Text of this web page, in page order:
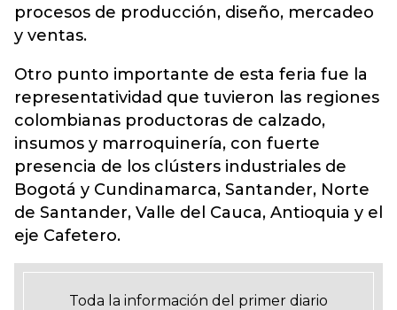
procesos de producción, diseño, mercadeo
y ventas.
Otro punto importante de esta feria fue la
representatividad que tuvieron las regiones
colombianas productoras de calzado,
insumos y marroquinería, con fuerte
presencia de los clústers industriales de
Bogotá y Cundinamarca, Santander, Norte
de Santander, Valle del Cauca, Antioquia y el
eje Cafetero.
Toda la información del primer diario